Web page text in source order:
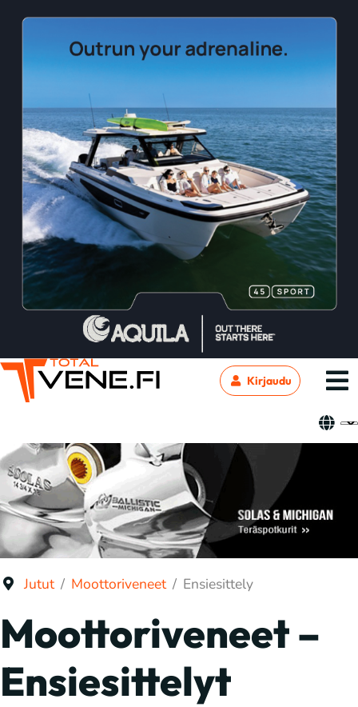
Kirjaudu
Jutut Moottoriveneet Ensiesittely
Moottoriveneet –
Ensiesittelyt